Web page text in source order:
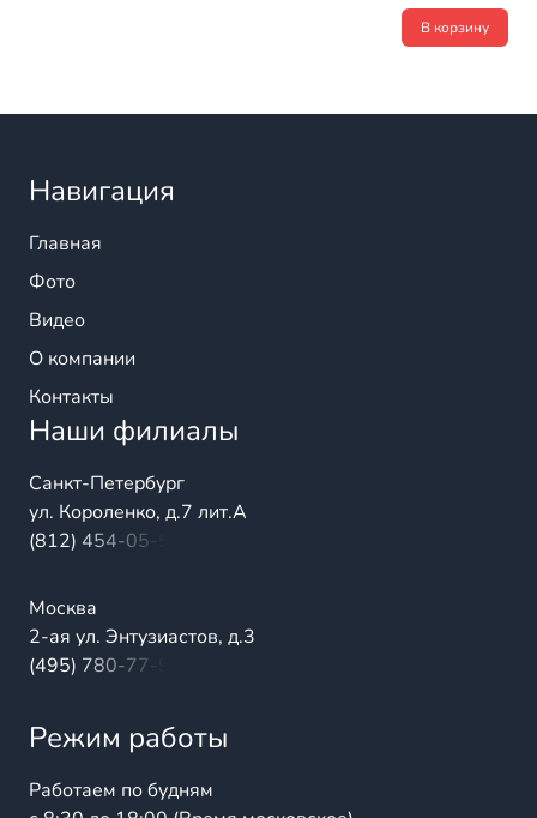
В корзину
Навигация
Главная
Фото
Видео
О компании
Контакты
Наши филиалы
Санкт-Петербург
ул. Короленко, д.7 лит.А
(812) 454-05-54
Москва
2-ая ул. Энтузиастов, д.3
(495) 780-77-98
Режим работы
Работаем по будням